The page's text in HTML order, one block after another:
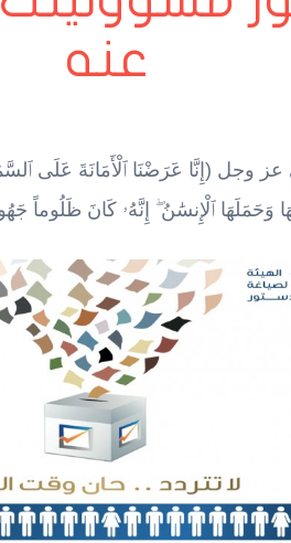
عنه
عز وجل (إِنَّا عَرَضْنَا ٱلْأَمَانَةَ عَلَى
وَحَمَلَهَا ٱلْإِنسَٰنُ ۖ إِنَّهُۥ كَانَ ظَلُوماً